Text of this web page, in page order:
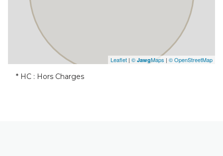
Leaflet | © JawgMaps | © OpenStreetMap
* HC : Hors Charges